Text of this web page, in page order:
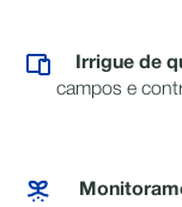
Irrigue de
campos e